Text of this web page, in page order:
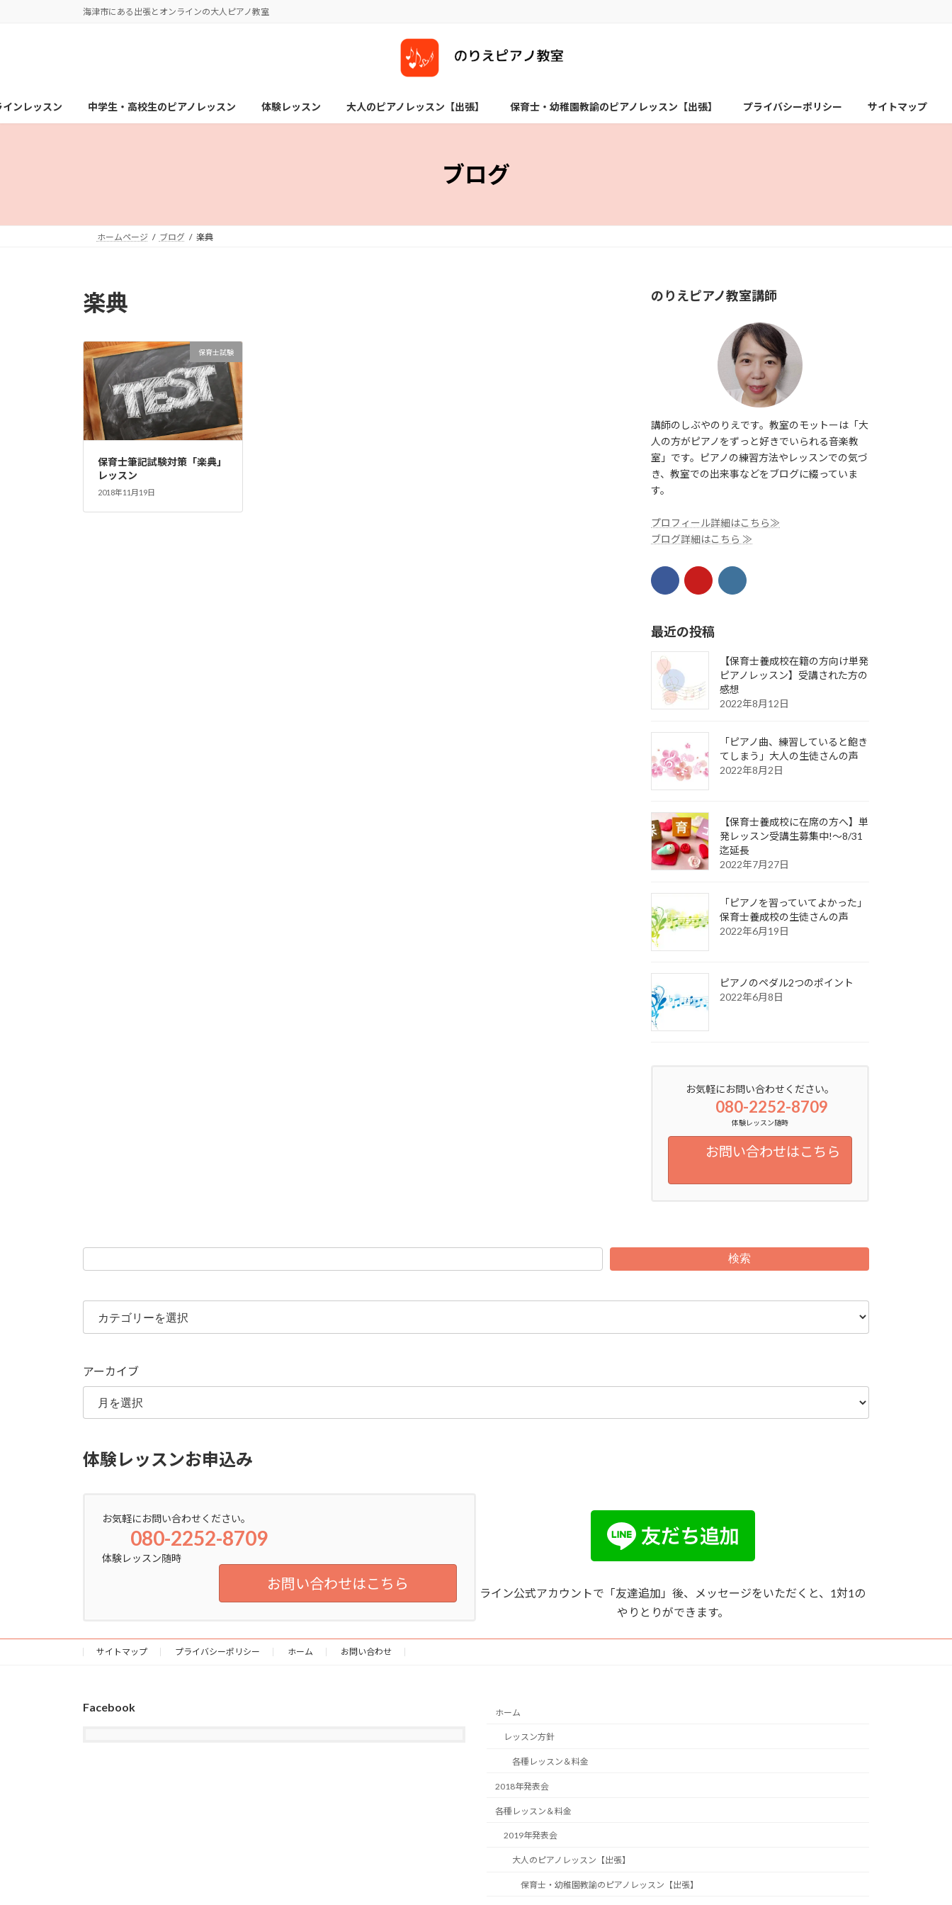
ス
キ
ン
に
海津市にある出張とオンラインの大人ピアノ教室
ンレッスン 中学生・高校生のピアノレッスン 体験レッスン 大人のピアノレッスン【出張】 保育士・幼稚園教諭のピアノレッスン【出張】 プライバシーポリシー サイトマップ
ブログ
ホームページ ブログ 楽典
楽典
保育士試験
保育士筆記試験対策「楽典」
レッスン
2018年11月19日
のりえピアノ教室講師
講師のしぶやのりえです。教室のモットーは「大
人の方がピアノをずっと好きでいられる音楽教
室」です。ピアノの練習方法やレッスンでの気づ
き、教室での出来事などをブログに綴っていま
す。
プロフィール詳細はこちら≫
ブログ詳細はこちら ≫
最近の投稿
【保育士養成校在籍の方向け単発
ピアノレッスン】受講された方の
感想
2022年8月12日
「ピアノ曲、練習していると飽き
てしまう」大人の生徒さんの声
2022年8月2日
【保育士養成校に在席の方へ】単
発レッスン受講生募集中!〜8/31
迄延長
2022年7月27日
「ピアノを習っていてよかった」
保育士養成校の生徒さんの声
2022年6月19日
ピアノのペダル2つのポイント
2022年6月8日
お気軽にお問い合わせください。
080-2252-8709
体験レッスン随時
お問い合わせはこちら
検索
カ
ゴ
ー
アーカイブ
体験レッスンお申込み
お気軽にお問い合わせください。
080-2252-8709
体験レッスン随時
お問い合わせはこちら
ライン公式アカウントで「友達追加」後、メッセージをいただくと、1対1の
やりとりができます。
サイトマップ プライバシーポリシー ホーム お問い合わせ
Facebook ホーム
レッスン方針
各種レッスン＆料金
2018年発表会
各種レッスン＆料金
2019年発表会
大人のピアノレッスン【出張】
保育士・幼稚園教諭のピアノレッスン【出張】